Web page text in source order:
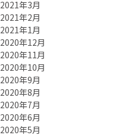
2021年3月
2021年2月
2021年1月
2020年12月
2020年11月
2020年10月
2020年9月
2020年8月
2020年7月
2020年6月
2020年5月